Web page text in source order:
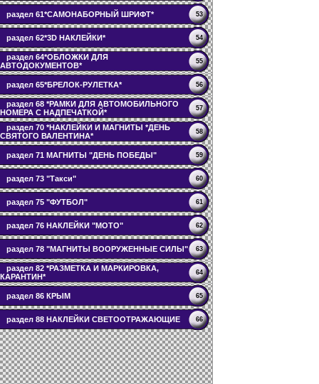
раздел 61*САМОНАБОРНЫЙ ШРИФТ* 53
раздел 62*3D НАКЛЕЙКИ* 54
раздел 64*ОБЛОЖКИ ДЛЯ
АВТОДОКУМЕНТОВ*
55
раздел 65*БРЕЛОК-РУЛЕТКА* 56
раздел 68 *РАМКИ ДЛЯ АВТОМОБИЛЬНОГО
НОМЕРА С НАДПЕЧАТКОЙ*
57
раздел 70 *НАКЛЕЙКИ И МАГНИТЫ *ДЕНЬ
СВЯТОГО ВАЛЕНТИНА*
58
раздел 71 МАГНИТЫ "ДЕНЬ ПОБЕДЫ" 59
раздел 73 "Такси" 60
раздел 75 "ФУТБОЛ" 61
раздел 76 НАКЛЕЙКИ "МОТО" 62
раздел 78 "МАГНИТЫ ВООРУЖЕННЫЕ СИЛЫ" 63
раздел 82 *РАЗМЕТКА И МАРКИРОВКА,
КАРАНТИН*
64
раздел 86 КРЫМ 65
раздел 88 НАКЛЕЙКИ СВЕТООТРАЖАЮЩИЕ 66